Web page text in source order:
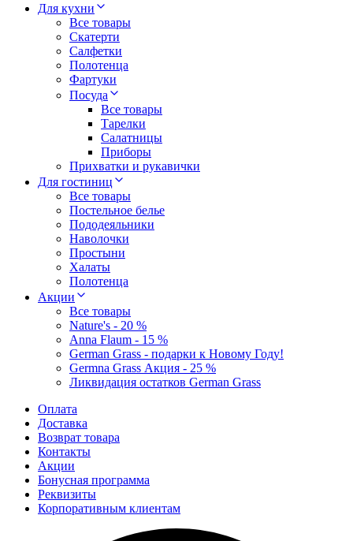
Для кухни
Все товары
Скатерти
Салфетки
Полотенца
Фартуки
Посуда
Все товары
Тарелки
Салатницы
Приборы
Прихватки и рукавички
Для гостиниц
Все товары
Постельное белье
Пододеяльники
Наволочки
Простыни
Халаты
Полотенца
Акции
Все товары
Nature's - 20 %
Anna Flaum - 15 %
German Grass - подарки к Новому Году!
Germna Grass Акция - 25 %
Ликвидация остатков German Grass
Оплата
Доставка
Возврат товара
Контакты
Акции
Бонусная программа
Реквизиты
Корпоративным клиентам